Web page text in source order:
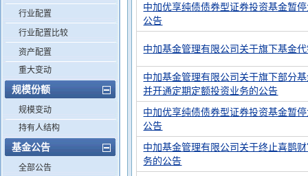
行业配置
行业配置比较
资产配置
重大变动
规模份额
规模变动
持有人结构
基金公告
全部公告
中加优享纯债债券型证券投资基金暂
公告
中加基金管理有限公司关于旗下基金
中加基金管理有限公司关于旗下部分
并开通定期定额投资业务的公告
中加优享纯债债券型证券投资基金暂
公告
中加基金管理有限公司关于终止喜鹊
务的公告